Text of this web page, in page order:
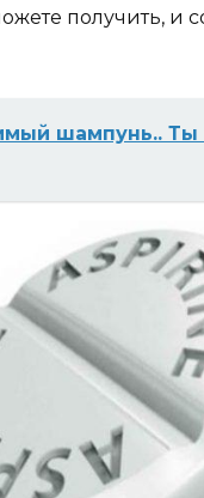
получить, и
шампунь.. Ты